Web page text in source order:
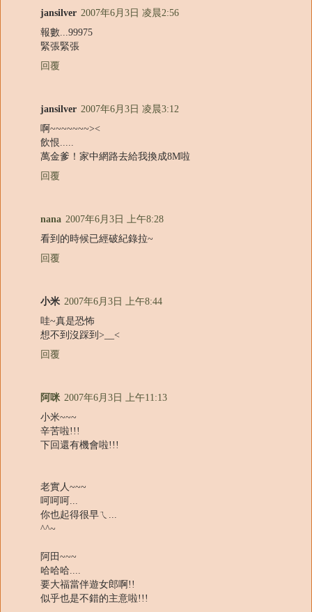
jansilver 2007年6月3日 凌晨2:56
報數...99975
緊張緊張
回覆
jansilver 2007年6月3日 凌晨3:12
啊~~~~~~~><
飲恨.....
萬金爹！家中網路去給我換成8M啦
回覆
nana 2007年6月3日 上午8:28
看到的時候已經破紀錄拉~
回覆
小米 2007年6月3日 上午8:44
哇~真是恐怖
想不到沒踩到>__<
回覆
阿咪 2007年6月3日 上午11:13
小米~~~
辛苦啦!!!
下回還有機會啦!!!
老實人~~~
呵呵呵...
你也起得很早ㄟ...
^^~
阿田~~~
哈哈哈....
要大福當伴遊女郎啊!!
似乎也是不錯的主意啦!!!